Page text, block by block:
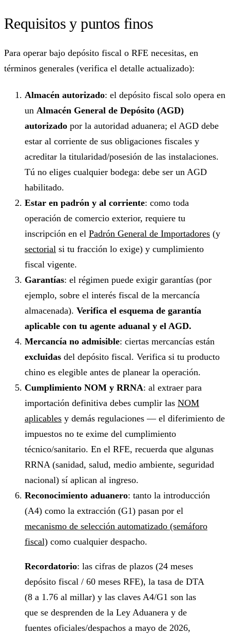
Requisitos y puntos finos
Para operar bajo depósito fiscal o RFE necesitas, en
términos generales (verifica el detalle actualizado):
Almacén autorizado: el depósito fiscal solo opera en
un Almacén General de Depósito (AGD)
autorizado por la autoridad aduanera; el AGD debe
estar al corriente de sus obligaciones fiscales y
acreditar la titularidad/posesión de las instalaciones.
Tú no eliges cualquier bodega: debe ser un AGD
habilitado.
Estar en padrón y al corriente: como toda
operación de comercio exterior, requiere tu
inscripción en el Padrón General de Importadores (y
sectorial si tu fracción lo exige) y cumplimiento
fiscal vigente.
Garantías: el régimen puede exigir garantías (por
ejemplo, sobre el interés fiscal de la mercancía
almacenada). Verifica el esquema de garantía
aplicable con tu agente aduanal y el AGD.
Mercancía no admisible: ciertas mercancías están
excluidas del depósito fiscal. Verifica si tu producto
chino es elegible antes de planear la operación.
Cumplimiento NOM y RRNA: al extraer para
importación definitiva debes cumplir las NOM
aplicables y demás regulaciones — el diferimiento de
impuestos no te exime del cumplimiento
técnico/sanitario. En el RFE, recuerda que algunas
RRNA (sanidad, salud, medio ambiente, seguridad
nacional) sí aplican al ingreso.
Reconocimiento aduanero: tanto la introducción
(A4) como la extracción (G1) pasan por el
mecanismo de selección automatizado (semáforo
fiscal) como cualquier despacho.
Recordatorio: las cifras de plazos (24 meses
depósito fiscal / 60 meses RFE), la tasa de DTA
(8 a 1.76 al millar) y las claves A4/G1 son las
que se desprenden de la Ley Aduanera y de
fuentes oficiales/despachos a mayo de 2026,